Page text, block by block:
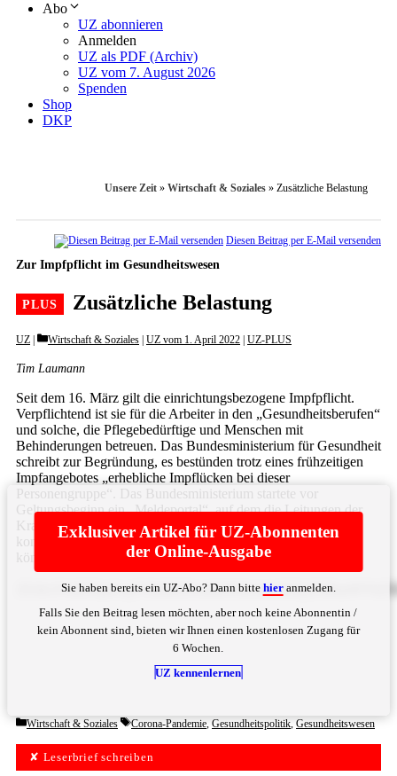
Abo
UZ abonnieren
Anmelden
UZ als PDF (Archiv)
UZ vom 7. August 2026
Spenden
Shop
DKP
Unsere Zeit » Wirtschaft & Soziales » Zusätzliche Belastung
Diesen Beitrag per E-Mail versenden
Zur Impfpflicht im Gesundheitswesen
Zusätzliche Belastung
UZ Categories
Wirtschaft & Soziales UZ vom 1. April 2022 UZ-PLUS
Tim Laumann
Seit dem 16. März gilt die einrichtungsbezogene Impfpflicht.
Verpflichtend ist sie für die Arbeiter in den „Gesundheitsberufen“
und solche, die Pflegebedürftige und Menschen mit
Behinderungen betreuen. Das Bundesministerium für Gesundheit
schreibt zur Begründung, es bestünden trotz eines frühzeitigen
Impfangebotes „erhebliche Impflücken bei dieser
Personengruppe“. Das Bundesministerium startete vor
Geltungsbeginn ein „Meldeportal“, auf dem die Leitungen der
Krankenhäuser und Pflegeheime die Beschäftigten melden
konnten, die den entsprechenden Impfstatus nicht aufweisen
können oder ... Bittehieranmelden
Exklusiver Artikel für UZ-Abonnenten
der Online-Ausgabe
Sie haben bereits ein UZ-Abo? Dann bitte hieranmelden.
Falls Sie den Beitrag lesen möchten, aber noch keine Abonnentin /
kein Abonnent sind, bieten wir Ihnen einen kostenlosen Zugang für
6 Wochen.
UZ kennenlernen
Categories
Wirtschaft & Soziales Tags
Corona-Pandemie, Gesundheitspolitik, Gesundheitswesen
✘ Leserbrief schreiben